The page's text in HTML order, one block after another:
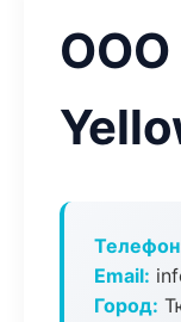
ООО
Email:
Город: